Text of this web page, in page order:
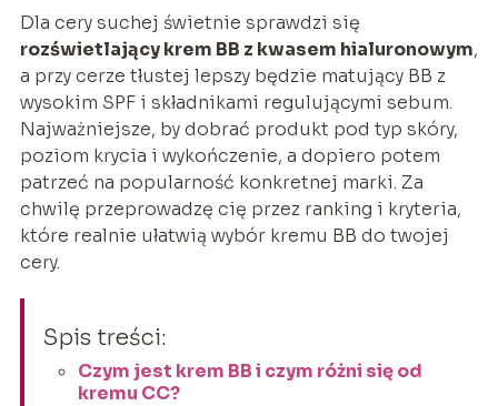
Dla cery suchej świetnie sprawdzi się
rozświetlający krem BB z kwasem hialuronowym,
a przy cerze tłustej lepszy będzie matujący BB z
wysokim SPF i składnikami regulującymi sebum.
Najważniejsze, by dobrać produkt pod typ skóry,
poziom krycia i wykończenie, a dopiero potem
patrzeć na popularność konkretnej marki. Za
chwilę przeprowadzę cię przez ranking i kryteria,
które realnie ułatwią wybór kremu BB do twojej
cery.
Spis treści:
Czym jest krem BB i czym różni się od
kremu CC?